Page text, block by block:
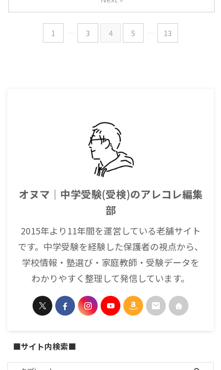
1 … 3 4 5 … 13
オヌマ｜中学受験(受検)のアレコレ編集
部
2015年より11年間を運営している老舗サイト
です。中学受験を経験した保護者の視点から、
学校情報・塾選び・家庭教師・受験データを
わかりやすく整理して発信しています。
■サイト内検索■